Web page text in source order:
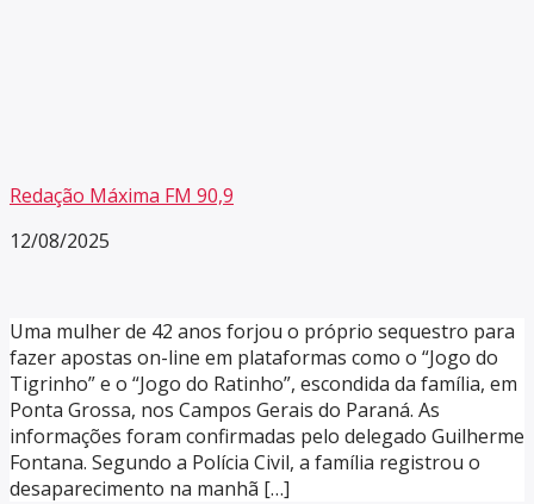
Redação Máxima FM 90,9
12/08/2025
Uma mulher de 42 anos forjou o próprio sequestro para
fazer apostas on-line em plataformas como o “Jogo do
Tigrinho” e o “Jogo do Ratinho”, escondida da família, em
Ponta Grossa, nos Campos Gerais do Paraná. As
informações foram confirmadas pelo delegado Guilherme
Fontana. Segundo a Polícia Civil, a família registrou o
desaparecimento na manhã […]